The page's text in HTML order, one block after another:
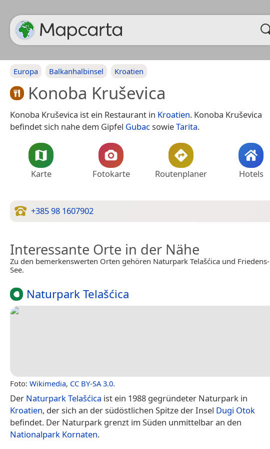
Europa Balkanhalbinsel Kroatien
Konoba Kruševica
Konoba Kruševica ist ein Restaurant in Kroatien. Konoba Kruševica
befindet sich nahe dem Gipfel GubacsowieTarita.
Karte Fotokarte Routenplaner Hotels
+385 98 1607902
Interessante Orte in der Nähe
Zu den bemerkenswerten Orten gehören Naturpark Telašćica und Friedens-
See.
Naturpark Telašćica
Foto: Wikimedia, CC BY-SA 3.0.
Der Naturpark Telašćica ist ein 1988 gegründeter Naturpark in
Kroatien, der sich an der südöstlichen Spitze der Insel Dugi Otok
befindet. Der Naturpark grenzt im Süden unmittelbar an den
Nationalpark Kornaten.